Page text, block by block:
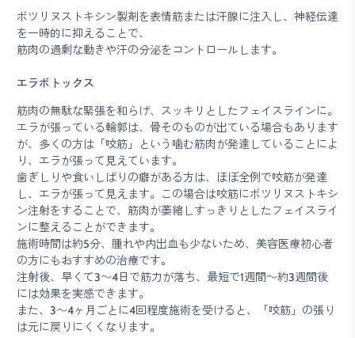
ボツリヌストキシン製剤を表情筋または汗腺に注入し、神経伝達
を一時的に抑えることで、
筋肉の過剰な動きや汗の分泌をコントロールします。
エラボトックス
筋肉の無駄な緊張を和らげ、スッキリとしたフェイスラインに。
エラが張っている輪郭は、骨そのものが出ている場合もあります
が、多くの方は「咬筋」という噛む筋肉が発達していることによ
り、エラが張って見えています。
歯ぎしりや食いしばりの癖がある方は、ほぼ全例で咬筋が発達
し、エラが張って見えます。この場合は咬筋にボツリヌストキシ
ン注射をすることで、筋肉が萎縮しすっきりとしたフェイスライ
ンに整えることができます。
施術時間は約5分、腫れや内出血も少ないため、美容医療初心者
の方にもおすすめの治療です。
注射後、早くて3～4日で筋力が落ち、最短で1週間～約3週間後
には効果を実感できます。
また、3～4ヶ月ごとに4回程度施術を受けると、「咬筋」の張り
は元に戻りにくくなります。